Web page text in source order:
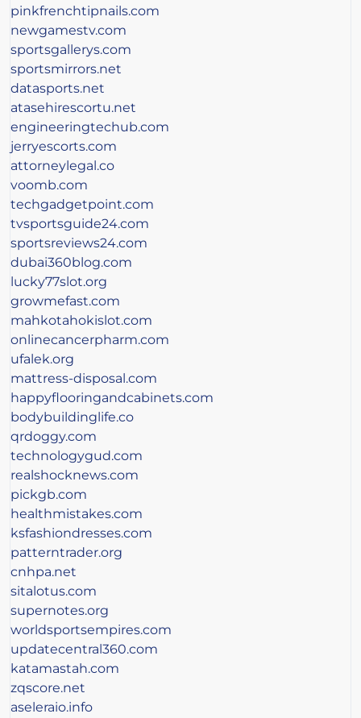
pinkfrenchtipnails.com
newgamestv.com
sportsgallerys.com
sportsmirrors.net
datasports.net
atasehirescortu.net
engineeringtechub.com
jerryescorts.com
attorneylegal.co
voomb.com
techgadgetpoint.com
tvsportsguide24.com
sportsreviews24.com
dubai360blog.com
lucky77slot.org
growmefast.com
mahkotahokislot.com
onlinecancerpharm.com
ufalek.org
mattress-disposal.com
happyflooringandcabinets.com
bodybuildinglife.co
qrdoggy.com
technologygud.com
realshocknews.com
pickgb.com
healthmistakes.com
ksfashiondresses.com
patterntrader.org
cnhpa.net
sitalotus.com
supernotes.org
worldsportsempires.com
updatecentral360.com
katamastah.com
zqscore.net
aseleraio.info